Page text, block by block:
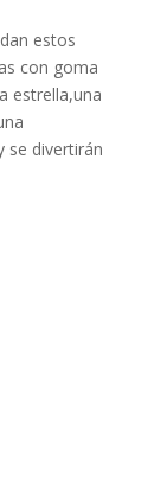
estos
con goma
estrella,una
se divertirán